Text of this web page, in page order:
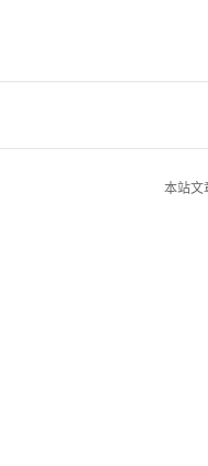
本站文